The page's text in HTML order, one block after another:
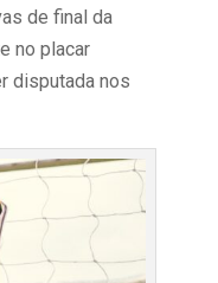
de final da
no placar
disputada nos